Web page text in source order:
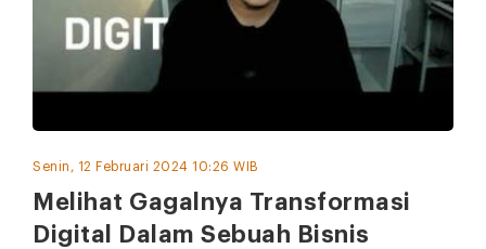
Senin, 12 Februari 2024 10:26 WIB
Melihat Gagalnya Transformasi
Digital Dalam Sebuah Bisnis